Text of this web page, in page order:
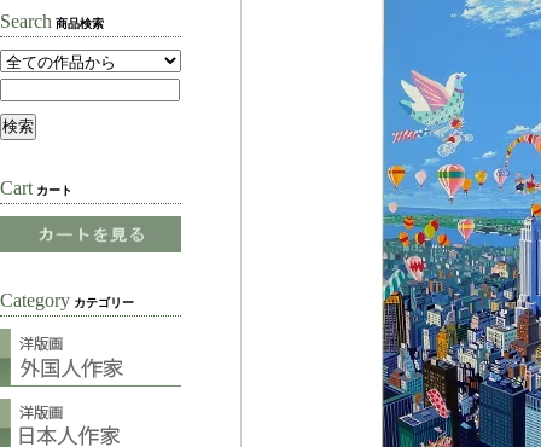
Search 商品検索
Cart カート
Category カテゴリー